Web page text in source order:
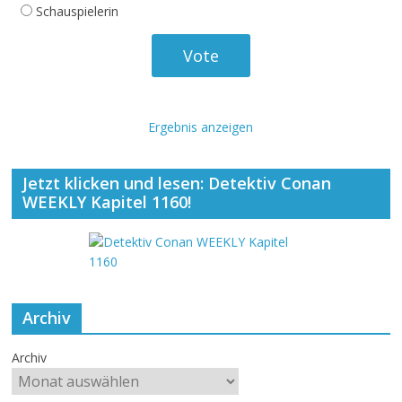
Schauspielerin
Ergebnis anzeigen
Jetzt klicken und lesen: Detektiv Conan
WEEKLY Kapitel 1160!
Archiv
Archiv